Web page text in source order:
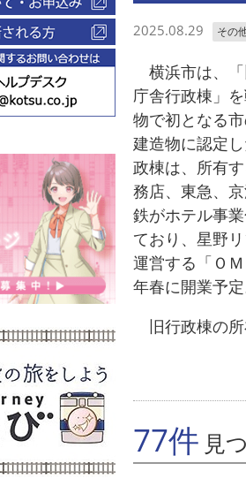
2025.08.29 その
横浜市は、
庁舎行政棟」
物で初となる
建造物に認定
政棟は、所有
務店、東急、
鉄がホテル事
ており、星野
運営する「Ｏ
年春に開業予定
旧行政棟の所
77件 見